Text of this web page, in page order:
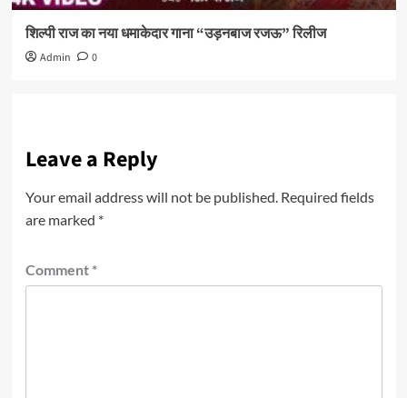
शिल्पी राज का नया धमाकेदार गाना “उड़नबाज रजऊ” रिलीज
Admin 0
Leave a Reply
Your email address will not be published. Required fields
are marked *
Comment *